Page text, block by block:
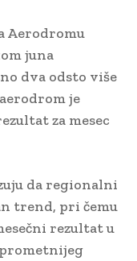
Aerodromu
juna
dva odsto više
je
za mesec
da regionalni
trend, pri čemu
rezultat u